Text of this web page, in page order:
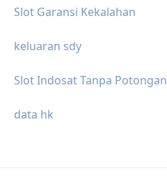
Slot Garansi Kekalahan
keluaran sdy
Slot Indosat Tanpa Potongan
data hk